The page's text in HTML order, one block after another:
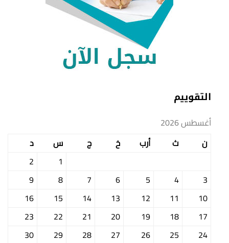
التقوييم
أغسطس 2026
ن
ث أرب خ ج س
د
1
2
3
4
5
6
7
8
9
10
11
12
13
14
15
16
17
18
19
20
21
22
23
24
25
26
27
28
29
30